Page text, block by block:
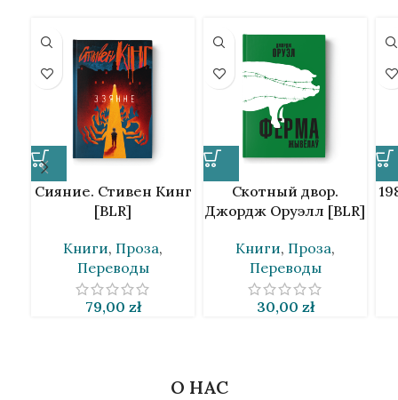
Сияние. Стивен Кинг
[BLR]
Книги, Проза,
Переводы
79,00 zł
Скотный двор.
Джордж Оруэлл [BLR]
Книги, Проза,
Переводы
30,00 zł
О НАС